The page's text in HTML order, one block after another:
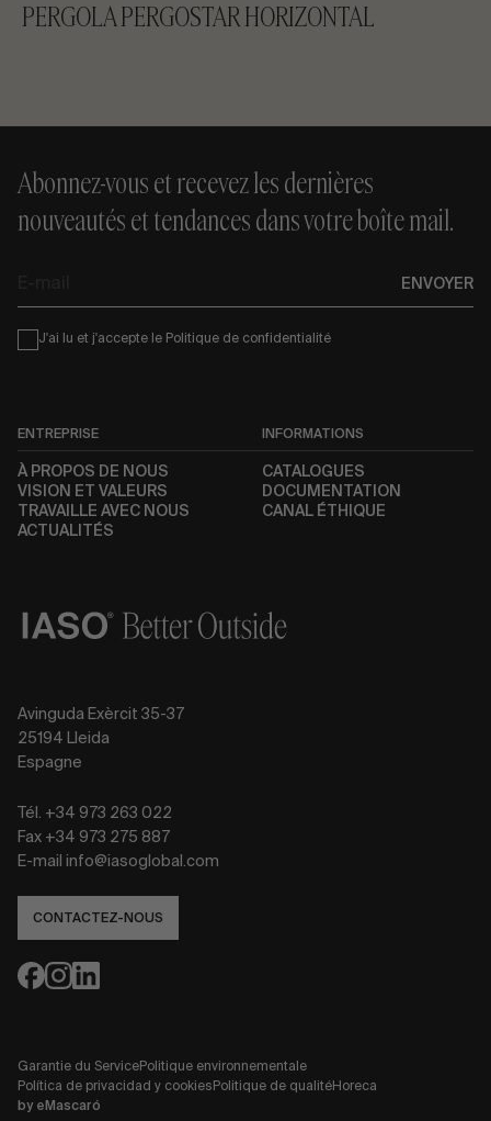
PERGOLA PERGOSTAR HORIZONTAL
Abonnez-vous et recevez les dernières
nouveautés et tendances dans votre boîte mail.
ENVOYER
Condiciones
J'ai lu et j'accepte le Politique de confidentialité
ENTREPRISE
À PROPOS DE NOUS
VISION ET VALEURS
TRAVAILLE AVEC NOUS
ACTUALITÉS
INFORMATIONS
CATALOGUES
DOCUMENTATION
CANAL ÉTHIQUE
Avinguda Exèrcit 35-37
25194 Lleida
Espagne
Tél. +34 973 263 022
Fax +34 973 275 887
E-mail info@iasoglobal.com
CONTACTEZ-NOUS
Garantie du ServicePolitique environnementale
Política de privacidad y cookies Politique de qualitéHoreca
by eMascaró